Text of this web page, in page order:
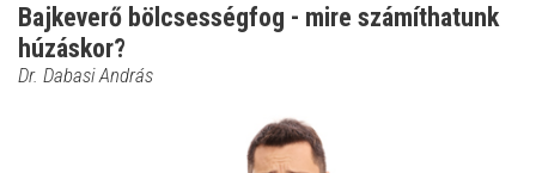
Bajkeverő bölcsességfog - mire számíthatunk
húzáskor?
Dr. Dabasi András